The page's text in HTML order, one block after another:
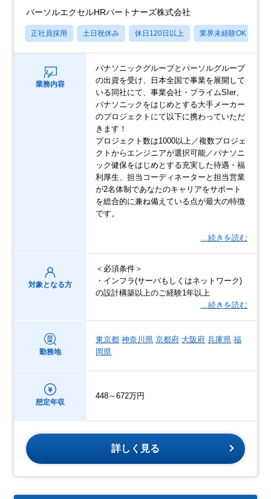
パーソルエクセルHRパートナーズ株式会社
正社員採用 土日祝休み 休日120日以上 業界未経験OK
業務内容
パナソニックグループとパーソルグループ
の出資を受け、日本全国で事業を展開して
いる同社にて、事業会社・プライムSIer、
パナソニックをはじめとする大手メーカー
のプロジェクトにて以下に携わっていただ
きます！
プロジェクト数は1000以上／複数プロジェ
クトからエンジニアが選択可能／パナソニ
ック健保をはじめとする充実した待遇・福
利厚生、担当コーディネーターと担当営業
が2名体制であなたのキャリアをサポート
を総合的に兼ね備えている点が最大の特徴
です。
…続きを読む
対象となる方
＜必須条件＞
・インフラ(サーバもしくはネットワーク)
の設計構築以上のご経験1年以上
…続きを読む
勤務地
東京都 神奈川県 京都府 大阪府 兵庫県 福
岡県
想定年収
448～672万円
詳しく見る